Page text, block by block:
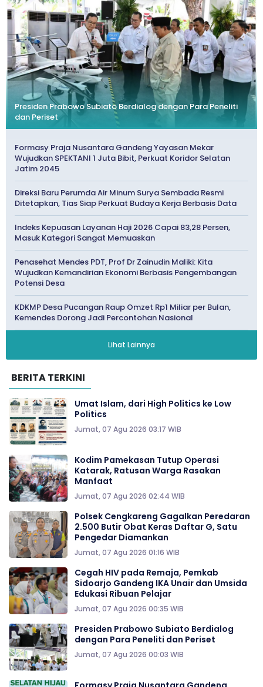
Presiden Prabowo Subiato Berdialog dengan Para Peneliti
dan Periset
Formasy Praja Nusantara Gandeng Yayasan Mekar
Wujudkan SPEKTANI 1 Juta Bibit, Perkuat Koridor Selatan
Jatim 2045
Direksi Baru Perumda Air Minum Surya Sembada Resmi
Ditetapkan, Tias Siap Perkuat Budaya Kerja Berbasis Data
Indeks Kepuasan Layanan Haji 2026 Capai 83,28 Persen,
Masuk Kategori Sangat Memuaskan
Penasehat Mendes PDT, Prof Dr Zainudin Maliki: Kita
Wujudkan Kemandirian Ekonomi Berbasis Pengembangan
Potensi Desa
KDKMP Desa Pucangan Raup Omzet Rp1 Miliar per Bulan,
Kemendes Dorong Jadi Percontohan Nasional
Lihat Lainnya
BERITA TERKINI
Umat Islam, dari High Politics ke Low
Politics
Jumat, 07 Agu 2026 03:17 WIB
Kodim Pamekasan Tutup Operasi
Katarak, Ratusan Warga Rasakan
Manfaat
Jumat, 07 Agu 2026 02:44 WIB
Polsek Cengkareng Gagalkan Peredaran
2.500 Butir Obat Keras Daftar G, Satu
Pengedar Diamankan
Jumat, 07 Agu 2026 01:16 WIB
Cegah HIV pada Remaja, Pemkab
Sidoarjo Gandeng IKA Unair dan Umsida
Edukasi Ribuan Pelajar
Jumat, 07 Agu 2026 00:35 WIB
Presiden Prabowo Subiato Berdialog
dengan Para Peneliti dan Periset
Jumat, 07 Agu 2026 00:03 WIB